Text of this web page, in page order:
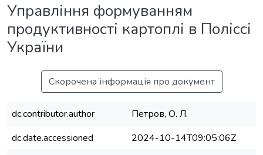
Управління формуванням
продуктивності картоплі в Поліссі
України
Скорочена інформація про документ
dc.contributor.author
Петров, О. Л.
dc.date.accessioned
2024-10-14T09:05:06Z